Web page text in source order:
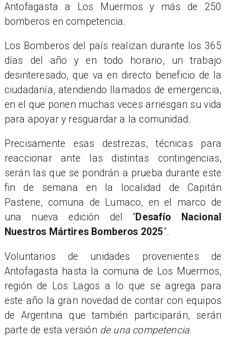
Antofagasta a Los Muermos y más de 250
bomberos en competencia.
Los Bomberos del país realizan durante los 365
días del año y en todo horario, un trabajo
desinteresado, que va en directo beneficio de la
ciudadanía, atendiendo llamados de emergencia,
en el que ponen muchas veces arriesgan su vida
para apoyar y resguardar a la comunidad.
Precisamente esas destrezas, técnicas para
reaccionar ante las distintas contingencias,
serán las que se pondrán a prueba durante este
fin de semana en la localidad de Capitán
Pastene, comuna de Lumaco, en el marco de
una nueva edición del “Desafío Nacional
Nuestros Mártires Bomberos 2025”.
Voluntarios de unidades provenientes de
Antofagasta hasta la comuna de Los Muermos,
región de Los Lagos a lo que se agrega para
este año la gran novedad de contar con equipos
de Argentina que también participarán, serán
parte de esta versión de una competencia.